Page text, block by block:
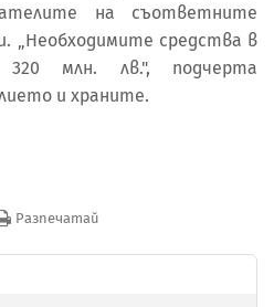
на съответните
„Необходимите средства в
млн. лв.", подчерта
и храните.
Разпечатай